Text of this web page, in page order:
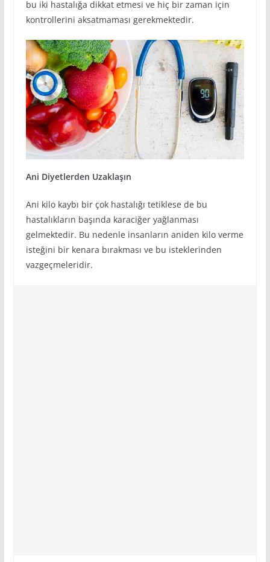
bu iki hastalığa dikkat etmesi ve hiç bir zaman için
kontrollerini aksatmaması gerekmektedir.
Ani Diyetlerden Uzaklaşın
Ani kilo kaybı bir çok hastalığı tetiklese de bu
hastalıkların başında karaciğer yağlanması
gelmektedir. Bu nedenle insanların aniden kilo verme
isteğini bir kenara bırakması ve bu isteklerinden
vazgeçmeleridir.